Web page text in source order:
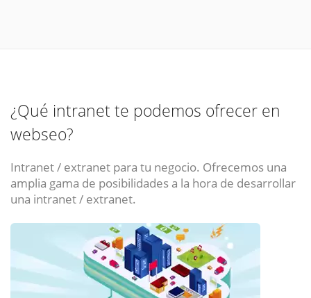
¿Qué intranet te podemos ofrecer en
webseo?
Intranet / extranet para tu negocio. Ofrecemos una
amplia gama de posibilidades a la hora de desarrollar
una intranet / extranet.